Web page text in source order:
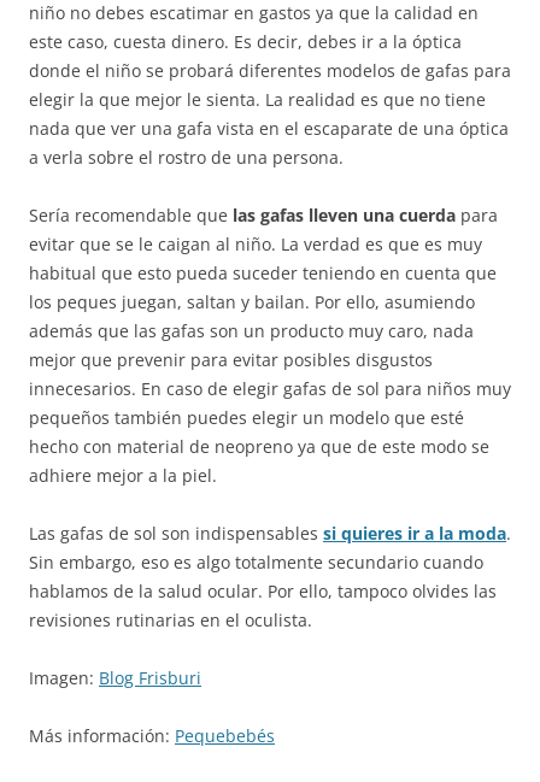
niño no debes escatimar en gastos ya que la calidad en
este caso, cuesta dinero. Es decir, debes ir a la óptica
donde el niño se probará diferentes modelos de gafas para
elegir la que mejor le sienta. La realidad es que no tiene
nada que ver una gafa vista en el escaparate de una óptica
a verla sobre el rostro de una persona.
Sería recomendable que las gafas lleven una cuerda para
evitar que se le caigan al niño. La verdad es que es muy
habitual que esto pueda suceder teniendo en cuenta que
los peques juegan, saltan y bailan. Por ello, asumiendo
además que las gafas son un producto muy caro, nada
mejor que prevenir para evitar posibles disgustos
innecesarios. En caso de elegir gafas de sol para niños muy
pequeños también puedes elegir un modelo que esté
hecho con material de neopreno ya que de este modo se
adhiere mejor a la piel.
Las gafas de sol son indispensables si quieres ir a la moda.
Sin embargo, eso es algo totalmente secundario cuando
hablamos de la salud ocular. Por ello, tampoco olvides las
revisiones rutinarias en el oculista.
Imagen: Blog Frisburi
Más información: Pequebebés